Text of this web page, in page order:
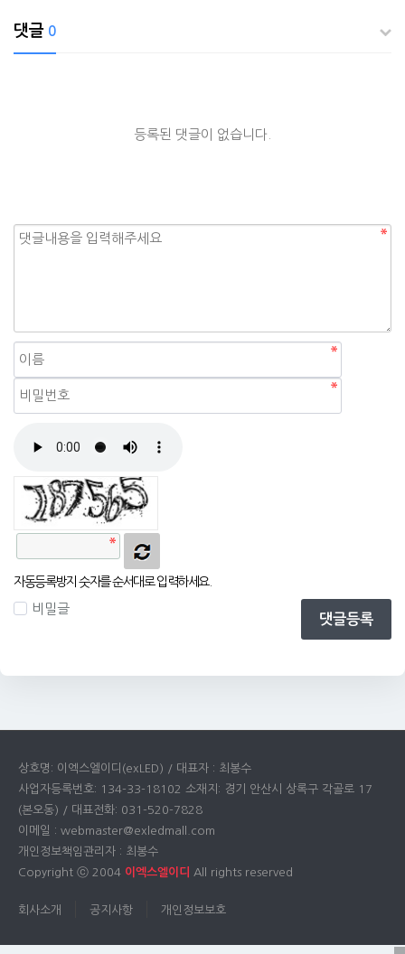
댓글 0
등록된 댓글이 없습니다.
자동등록방지 숫자를 순서대로 입력하세요.
비밀글
댓글등록
상호명: 이엑스엘이디(exLED) / 대표자 : 최봉수
사업자등록번호: 134-33-18102 소재지: 경기 안산시 상록구 각골로 17
(본오동) / 대표전화: 031-520-7828
이메일 : webmaster@exledmall.com
개인정보책임관리자 : 최봉수
Copyright ⓒ 2004 이엑스엘이디 All rights reserved
회사소개 공지사항 개인정보보호